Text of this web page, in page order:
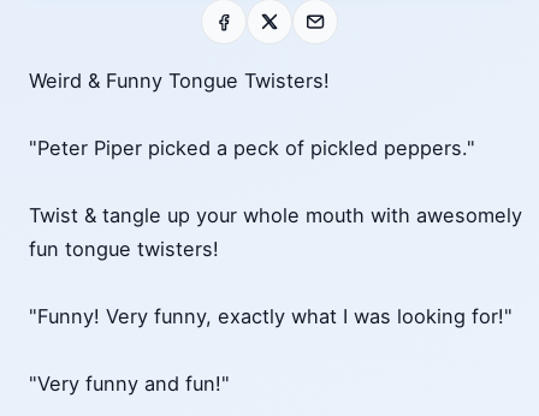
Facebook E-mail
Weird & Funny Tongue Twisters!
"Peter Piper picked a peck of pickled peppers."
Twist & tangle up your whole mouth with awesomely
fun tongue twisters!
"Funny! Very funny, exactly what I was looking for!"
"Very funny and fun!"